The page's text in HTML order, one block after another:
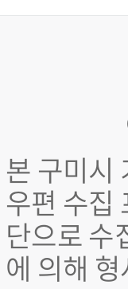
본 구미시
우편 수집
단으로 수
에 의해